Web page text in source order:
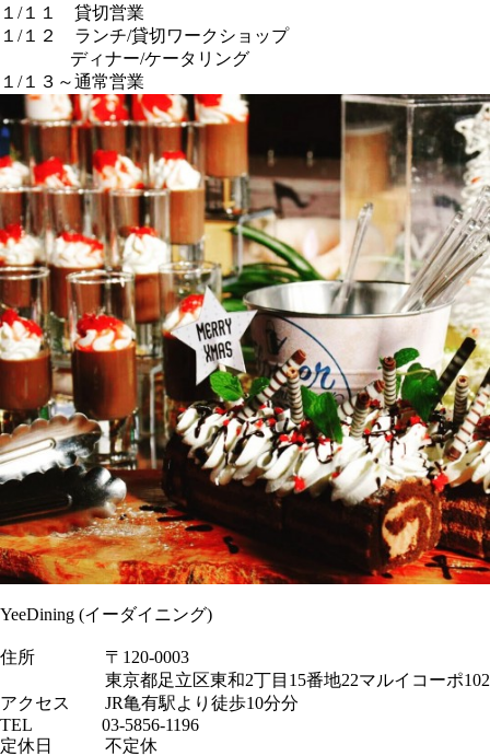
１/１１ 貸切営業
１/１２ ランチ/貸切ワークショップ
ディナー/ケータリング
１/１３～通常営業
YeeDining (イーダイニング)
住所 〒120-0003
東京都足立区東和2丁目15番地22マルイコーポ102
アクセス JR亀有駅より徒歩10分分
TEL 03-5856-1196
定休日 不定休